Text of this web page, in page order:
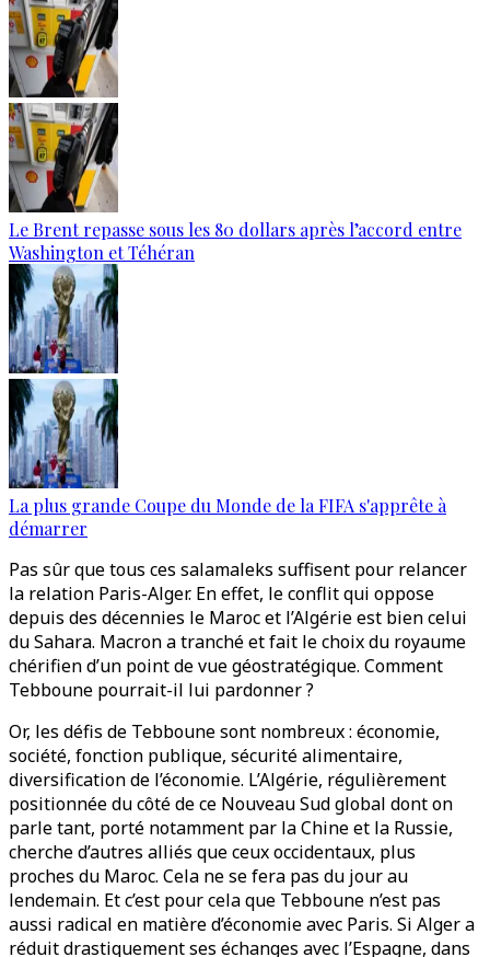
Le Brent repasse sous les 80 dollars après l’accord entre
Washington et Téhéran
La plus grande Coupe du Monde de la FIFA s'apprête à
démarrer
Pas sûr que tous ces salamaleks suffisent pour relancer
la relation Paris-Alger. En effet, le conflit qui oppose
depuis des décennies le Maroc et l’Algérie est bien celui
du Sahara. Macron a tranché et fait le choix du royaume
chérifien d’un point de vue géostratégique. Comment
Tebboune pourrait-il lui pardonner ?
Or, les défis de Tebboune sont nombreux : économie,
société, fonction publique, sécurité alimentaire,
diversification de l’économie. L’Algérie, régulièrement
positionnée du côté de ce Nouveau Sud global dont on
parle tant, porté notamment par la Chine et la Russie,
cherche d’autres alliés que ceux occidentaux, plus
proches du Maroc. Cela ne se fera pas du jour au
lendemain. Et c’est pour cela que Tebboune n’est pas
aussi radical en matière d’économie avec Paris. Si Alger a
réduit drastiquement ses échanges avec l’Espagne, dans